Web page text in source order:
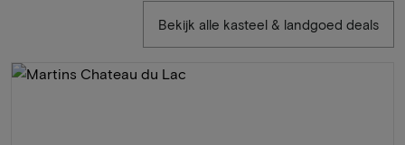
Bekijk alle kasteel & landgoed deals